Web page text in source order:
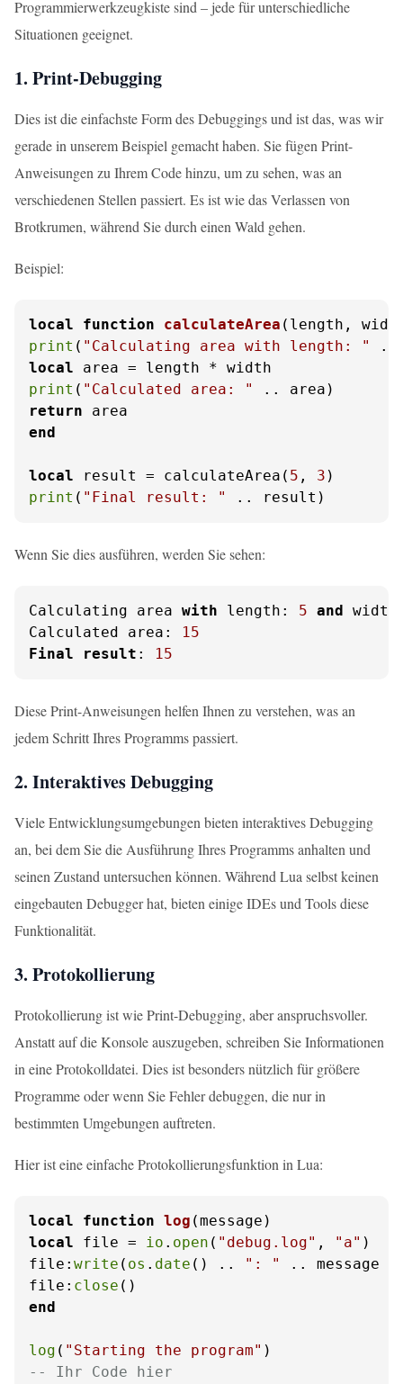
Programmierwerkzeugkiste sind – jede für unterschiedliche
Situationen geeignet.
1. Print-Debugging
Dies ist die einfachste Form des Debuggings und ist das, was wir
gerade in unserem Beispiel gemacht haben. Sie fügen Print-
Anweisungen zu Ihrem Code hinzu, um zu sehen, was an
verschiedenen Stellen passiert. Es ist wie das Verlassen von
Brotkrumen, während Sie durch einen Wald gehen.
Beispiel:
local function calculateArea (length,
print ( "Calculating area with length: "
..
local
print ( "Calculated area: "
return
end
local result = calculateArea( 5 , 3
print ( "Final result: " .. result)
Wenn Sie dies ausführen, werden Sie sehen:
Calculating area with length: 5 and
Calculated area:
15
Final
result : 15
Diese Print-Anweisungen helfen Ihnen zu verstehen, was an
jedem Schritt Ihres Programms passiert.
2. Interaktives Debugging
Viele Entwicklungsumgebungen bieten interaktives Debugging
an, bei dem Sie die Ausführung Ihres Programms anhalten und
seinen Zustand untersuchen können. Während Lua selbst keinen
eingebauten Debugger hat, bieten einige IDEs und Tools diese
Funktionalität.
3. Protokollierung
Protokollierung ist wie Print-Debugging, aber anspruchsvoller.
Anstatt auf die Konsole auszugeben, schreiben Sie Informationen
in eine Protokolldatei. Dies ist besonders nützlich für größere
Programme oder wenn Sie Fehler debuggen, die nur in
bestimmten Umgebungen auftreten.
Hier ist eine einfache Protokollierungsfunktion in Lua:
local function log (message)
local file = io . open ( "debug.log" , "a" )
file: write ( os . date () .. ": "
.. message
file: close
end
log ( "Starting the program"
-- Ihr Code hier